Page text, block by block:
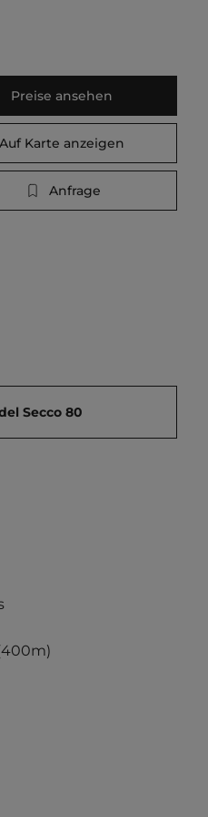
Preise ansehen
Auf Karte anzeigen
Anfrage
Secco 80